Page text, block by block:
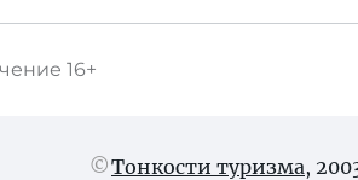
16+
Тонкости туризма,